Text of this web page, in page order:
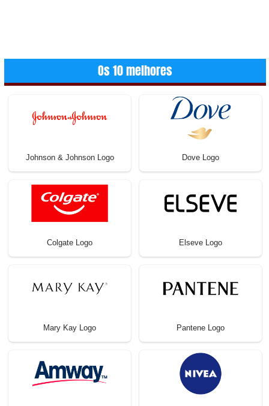
Os 10 melhores
Johnson & Johnson Logo Dove Logo
Colgate Logo Elseve Logo
Mary Kay Logo Pantene Logo